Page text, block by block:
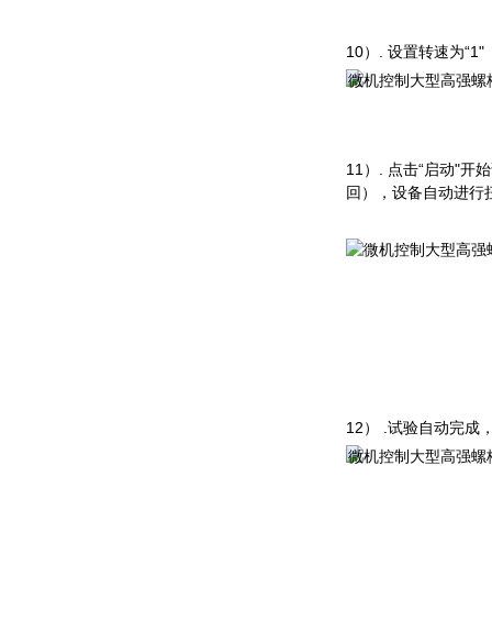
10） 设置转速为“1"
1 1 ） 点击“启动"开
回），设备自动进行
1 2） 试验自动完成